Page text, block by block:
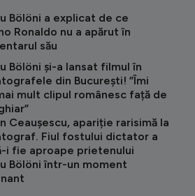
Bölöni a explicat de ce
Ronaldo nu a apărut în
său
Bölöni și-a lansat filmul în
din București! ”Îmi
mult clipul românesc față de
Ceaușescu, apariție rarisimă la
Fiul fostului dictator a
i fie aproape prietenului
Bölöni într-un moment